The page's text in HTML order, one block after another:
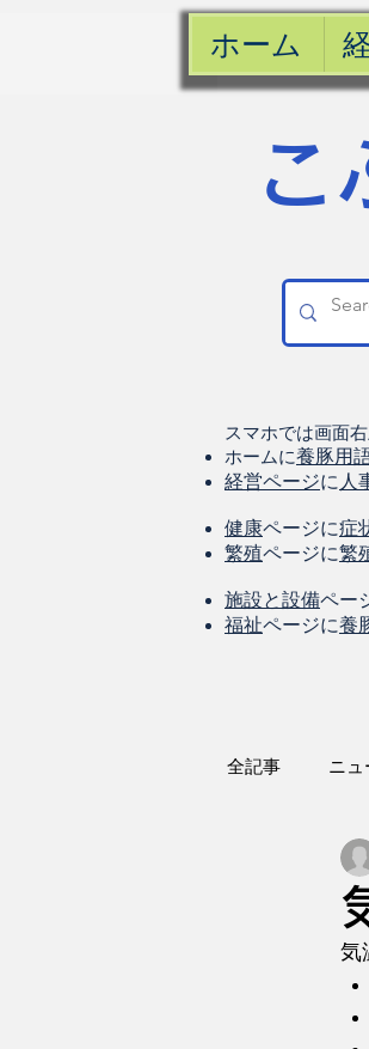
ホーム
こ
スマホでは画面
ホームに養豚用
経営ページに 人
健康ページに症
繁殖ページに繁
施設と設備ペー
福祉ページに養
全記事 ニュ
気